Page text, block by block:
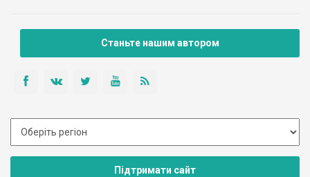
Станьте нашим автором
Підтримати сайт